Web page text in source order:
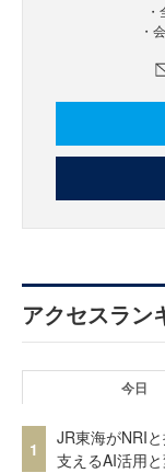
・
アクセスラン
今日
1
JR東海がNRI
支えるAI活用